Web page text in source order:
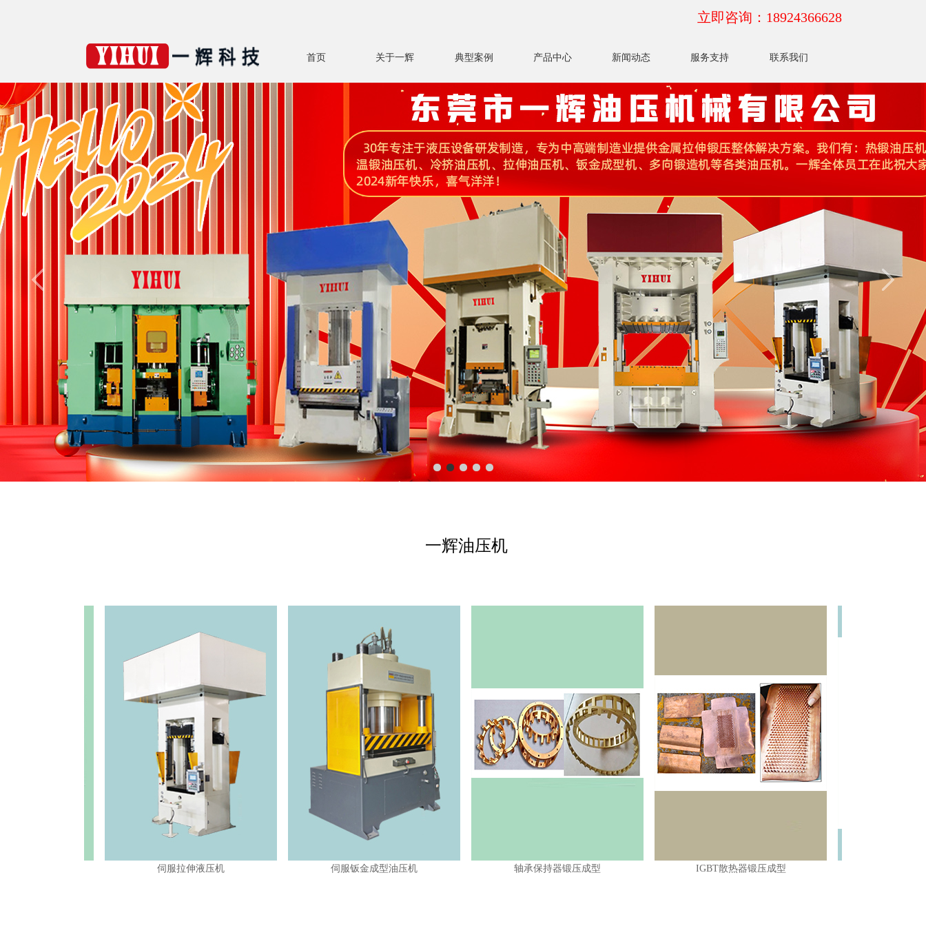
首页 关于一辉 典型案例 产品中心 新闻动态 服务支持 联系我们
立即咨询：18924366628
伺服拉伸液压机 伺服钣金成型油压机 轴承保持器锻压成型 IGBT散热器锻压成型
一辉油压机